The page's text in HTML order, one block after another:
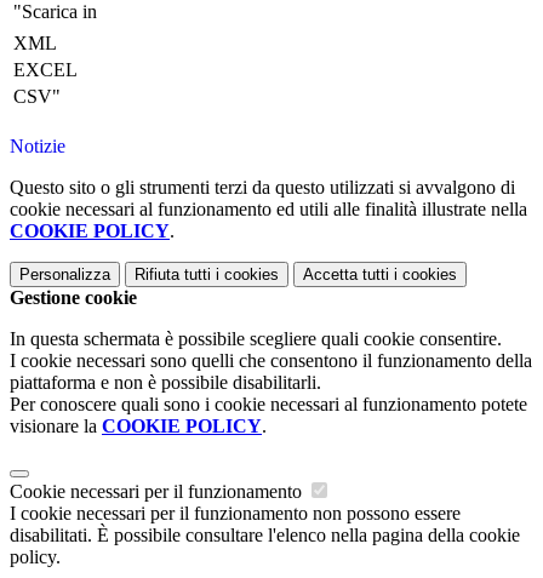
"Scarica in
XML
EXCEL
CSV"
Notizie
Questo sito o gli strumenti terzi da questo utilizzati si avvalgono di
cookie necessari al funzionamento ed utili alle finalità illustrate nella
COOKIE POLICY.
Personalizza Rifiuta tutti i cookies Accetta tutti i cookies
Gestione cookie
In questa schermata è possibile scegliere quali cookie consentire.
I cookie necessari sono quelli che consentono il funzionamento della
piattaforma e non è possibile disabilitarli.
Per conoscere quali sono i cookie necessari al funzionamento potete
visionare la COOKIE POLICY.
Cookie necessari per il funzionamento
I cookie necessari per il funzionamento non possono essere
disabilitati. È possibile consultare l'elenco nella pagina della cookie
policy.